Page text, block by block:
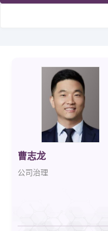
教务系统
案例库建设
曹志龙
公司治理